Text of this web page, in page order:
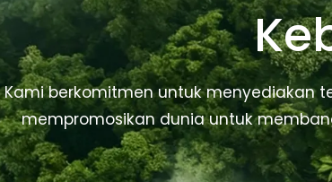
Kami berkomitmen untuk menyediakan
mempromosikan dunia untuk